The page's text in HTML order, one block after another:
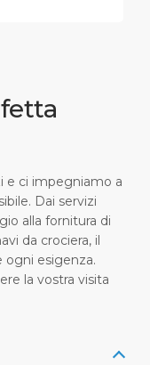
e ci impegniamo a
Dai servizi
alla fornitura di
da crociera, il
ogni esigenza.
la vostra visita